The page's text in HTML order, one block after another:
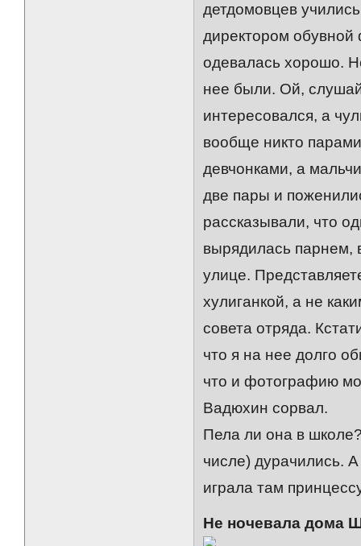
детдомовцев
директором
одевалась хорошо.
нее были. Ой,
интересовался, а
вообще никто
девчонками, а
две пары и
рассказывали, что
вырядилась парнем,
улице.
хулиганкой, а не
совета отряда.
что я на нее долго
что и фотографию
Вадюхин сорвал.
Пела ли она в
числе) дурачились.
играла там
Не ночевала дома